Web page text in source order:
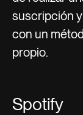
suscripción
con un
propio.
Spotify